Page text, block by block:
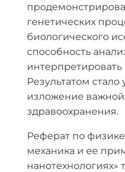
генетических
биологического
способность
Результатом
изложение
здравоохранения.
Реферат по
механика и ее
нанотехнологиях»